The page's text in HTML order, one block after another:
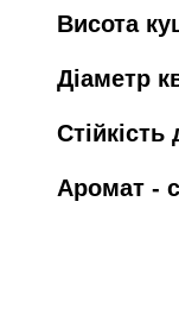
Висота
Діаметр
Аромат -